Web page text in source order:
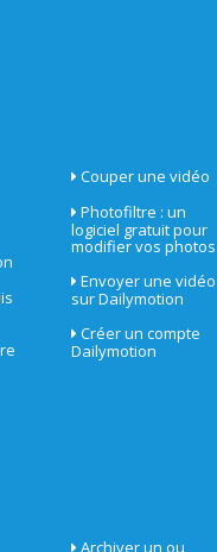
Couper une vidéo
Photofiltre : un
logiciel gratuit pour
modifier vos photos
Envoyer une vidéo
sur Dailymotion
Créer un compte
Dailymotion
Archiver un ou